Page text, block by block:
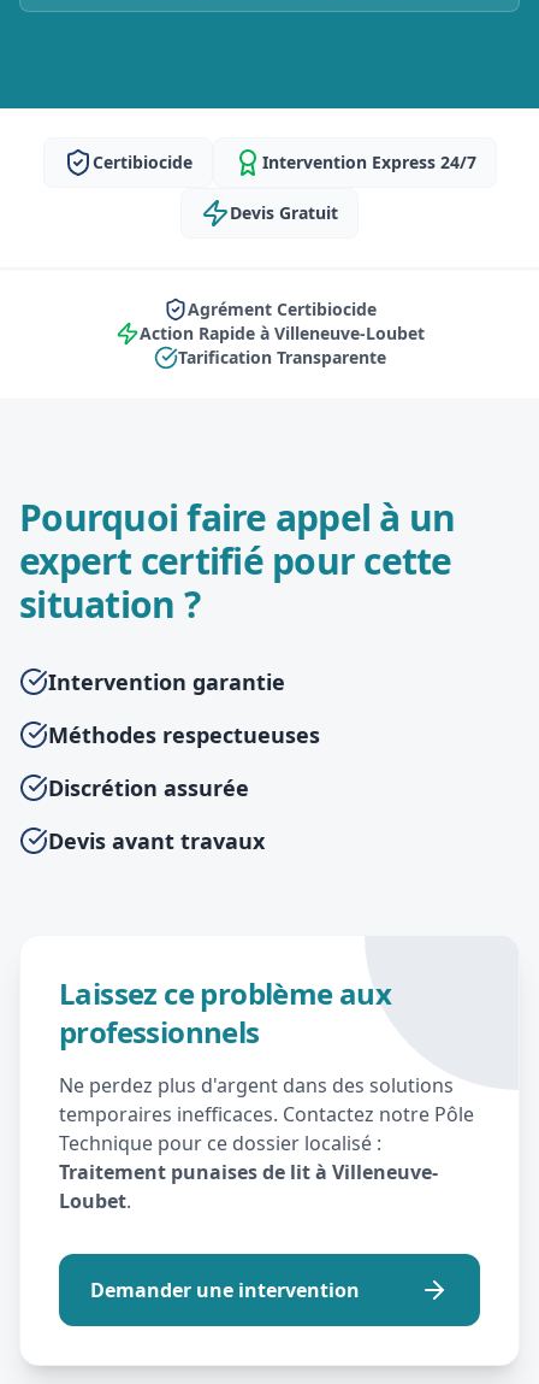
Certibiocide Intervention Express 24/7
Devis Gratuit
Agrément Certibiocide
Action Rapide à Villeneuve-Loubet
Tarification Transparente
Pourquoi faire appel à un
expert certifié pour cette
situation ?
Intervention garantie
Méthodes respectueuses
Discrétion assurée
Devis avant travaux
Laissez ce problème aux
professionnels
Ne perdez plus d'argent dans des solutions
temporaires inefficaces. Contactez notre Pôle
Technique pour ce dossier localisé :
Traitement punaises de lit à Villeneuve-
Loubet.
Demander une intervention